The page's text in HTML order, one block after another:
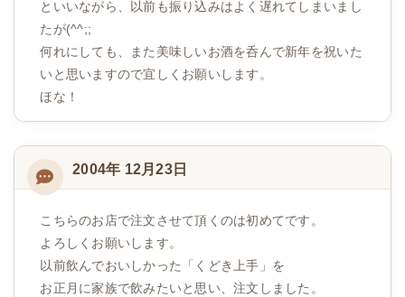
といいながら、以前も振り込みはよく遅れてしまいまし
たが(^^;;
何れにしても、また美味しいお酒を呑んで新年を祝いた
いと思いますので宜しくお願いします。
ほな！
2004年 12月23日
こちらのお店で注文させて頂くのは初めてです。
よろしくお願いします。
以前飲んでおいしかった「くどき上手」を
お正月に家族で飲みたいと思い、注文しました。